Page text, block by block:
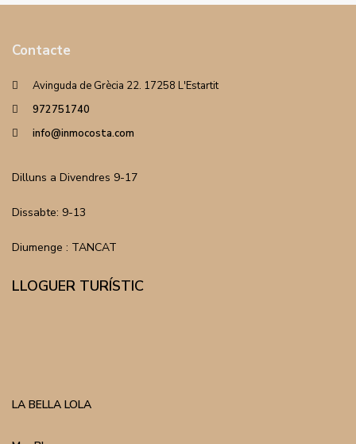
Contacte
Avinguda de Grècia 22. 17258 L'Estartit
972751740
info@inmocosta.com
Dilluns a Divendres 9-17
Dissabte: 9-13
Diumenge : TANCAT
LLOGUER TURÍSTIC
LA BELLA LOLA